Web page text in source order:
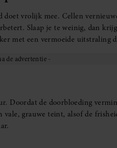
doet vrolijk mee. Cellen
Slaap je te weinig, dan
met een vermoeide uitstraling
Doordat de doorbloeding
grauwe teint, alsof de